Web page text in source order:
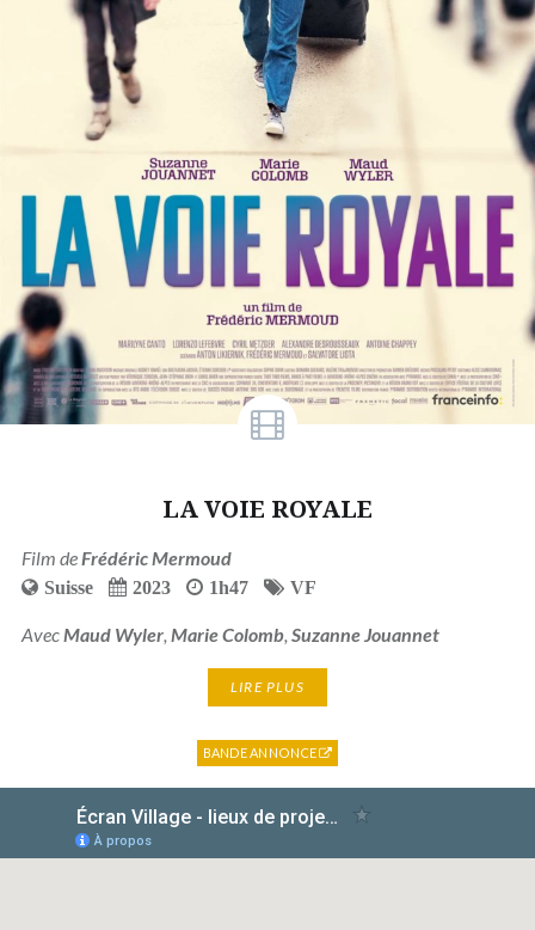
LA VOIE ROYALE
Film de Frédéric Mermoud
Suisse 2023 1h47 VF
Avec Maud Wyler, Marie Colomb, Suzanne Jouannet
LIRE PLUS
BANDE ANNONCE